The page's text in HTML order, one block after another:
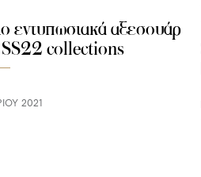
εντυπωσιακά αξεσουάρ
SS22 collections
2021